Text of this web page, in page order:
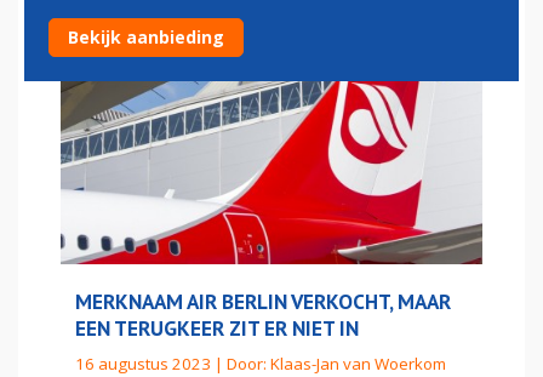
MERKNAAM AIR BERLIN VERKOCHT, MAAR
EEN TERUGKEER ZIT ER NIET IN
16 augustus 2023 | Door: Klaas-Jan van Woerkom
Bekijk aanbieding